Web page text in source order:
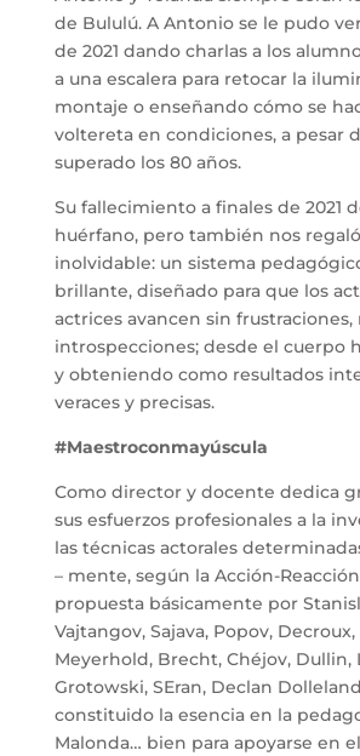
de Bululú. A Antonio se le pudo
de 2021 dando charlas a los
a una escalera para retocar la
montaje o enseñando cómo se
voltereta en condiciones, a pesar
superado los 80 años.
Su fallecimiento a finales de 2021
huérfano, pero también nos
inolvidable: un sistema
brillante, diseñado para que los
actrices avancen sin frustraciones,
introspecciones; desde el cuerpo
y obteniendo como resultados
veraces y precisas.
#Maestroconmayúscula
Como director y docente dedica
sus esfuerzos profesionales a la
las técnicas actorales
– mente, según la Acción-
propuesta básicamente por
Vajtangov, Sajava, Popov,
Meyerhold, Brecht, Chéjov, Dullin,
Grotowski, SEran, Declan
constituido la esencia en la
Malonda… bien para apoyarse en